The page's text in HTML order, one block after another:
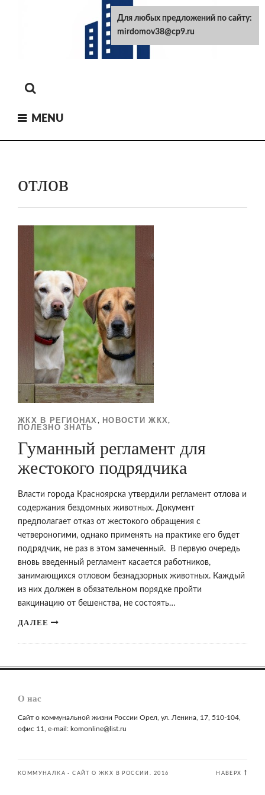
MENU
отлов
ЖКХ В РЕГИОНАХ, НОВОСТИ ЖКХ,
ПОЛЕЗНО ЗНАТЬ
Гуманный регламент для
жестокого подрядчика
Власти города Красноярска утвердили регламент отлова и
содержания бездомных животных. Документ
предполагает отказ от жестокого обращения с
четвероногими, однако применять на практике его будет
подрядчик, не раз в этом замеченный. В первую очередь
вновь введенный регламент касается работников,
занимающихся отловом безнадзорных животных. Каждый
из них должен в обязательном порядке пройти
вакцинацию от бешенства, не состоять…
ДАЛЕЕ
О нас
Сайт о коммунальной жизни России Орел, ул. Ленина, 17, 510-104,
офис 11, e-mail: komonline@list.ru
КОММУНАЛКА - САЙТ О ЖКХ В РОССИИ. 2016 НАВЕРХ
Для любых предложений по сайту:
mirdomov38@cp9.ru